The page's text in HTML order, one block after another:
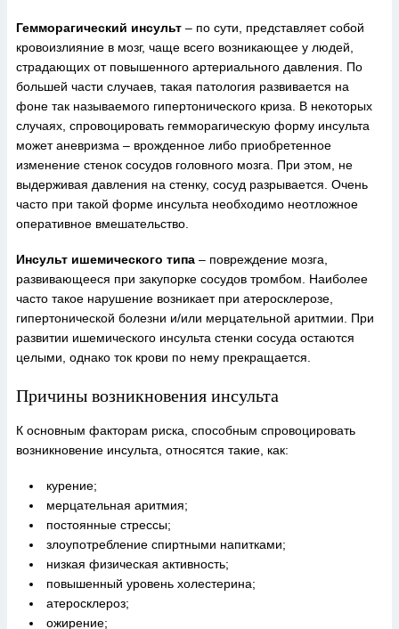
Гемморагический инсульт – по сути, представляет собой
кровоизлияние в мозг, чаще всего возникающее у людей,
страдающих от повышенного артериального давления. По
большей части случаев, такая патология развивается на
фоне так называемого гипертонического криза. В некоторых
случаях, спровоцировать гемморагическую форму инсульта
может аневризма – врожденное либо приобретенное
изменение стенок сосудов головного мозга. При этом, не
выдерживая давления на стенку, сосуд разрывается. Очень
часто при такой форме инсульта необходимо неотложное
оперативное вмешательство.
Инсульт ишемического типа – повреждение мозга,
развивающееся при закупорке сосудов тромбом. Наиболее
часто такое нарушение возникает при атеросклерозе,
гипертонической болезни и/или мерцательной аритмии. При
развитии ишемического инсульта стенки сосуда остаются
целыми, однако ток крови по нему прекращается.
Причины возникновения инсульта
К основным факторам риска, способным спровоцировать
возникновение инсульта, относятся такие, как:
курение;
мерцательная аритмия;
постоянные стрессы;
злоупотребление спиртными напитками;
низкая физическая активность;
повышенный уровень холестерина;
атеросклероз;
ожирение;